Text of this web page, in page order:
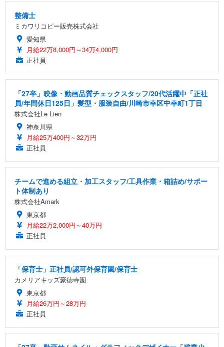
整備士
ミカワリコピー販売株式会社
愛知県
月給22万8,000円～34万4,000円
正社員
「27卒」映像・動画品質チェックスタッフ/20代活躍中「正社
員/年間休日125日」髪型・服装自由/川崎市幸区中幸町1丁目
株式会社Le Lien
神奈川県
月給25万400円～32万円
正社員
チームで進める組立・加工スタッフ/工具作業・箱詰め/サポー
ト体制あり
株式会社Amark
東京都
月給22万2,000円～40万円
正社員
「保育士」正社員/認可外保育園/保育士
カメリアキッズ豪徳寺園
東京都
月給26万円～28万円
正社員